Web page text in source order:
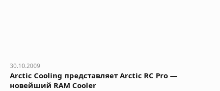
30.10.2009
Arctic Cooling представляет Arctic RC Pro —
новейший RAM Cooler